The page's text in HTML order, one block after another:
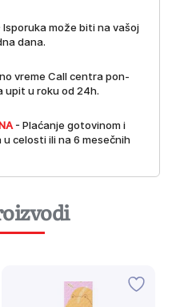
Isporuka može biti na vašoj
dana.
vreme Call centra pon-
upit u roku od 24h.
- Plaćanje gotovinom i
celosti ili na 6 mesečnih